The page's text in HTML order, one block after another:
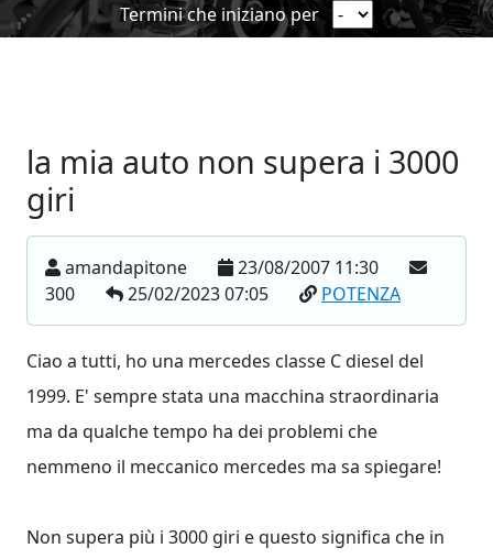
Termini che iniziano per
la mia auto non supera i 3000
giri
amandapitone
23/08/2007 11:30
300
25/02/2023 07:05 POTENZA
Ciao a tutti, ho una mercedes classe C diesel del
1999. E' sempre stata una macchina straordinaria
ma da qualche tempo ha dei problemi che
nemmeno il meccanico mercedes ma sa spiegare!
Non supera più i 3000 giri e questo significa che in